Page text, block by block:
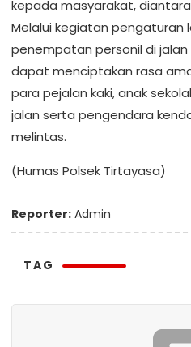
kepada masyarakat,
Melalui kegiatan pengaturan
penempatan personil di
dapat menciptakan rasa
para pejalan kaki, anak
jalan serta pengendara
melintas.
(Humas Polsek Tirtayasa)
Reporter: Admin
TAG